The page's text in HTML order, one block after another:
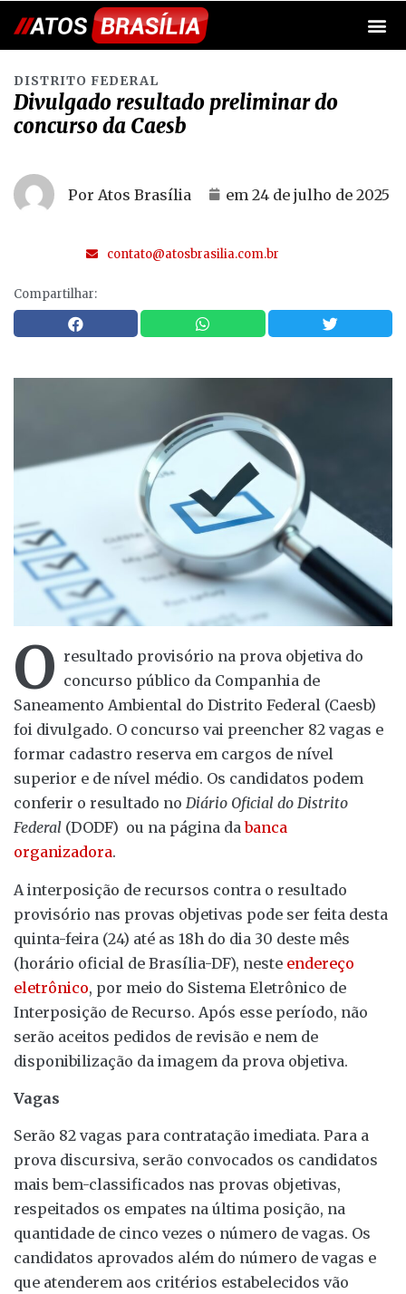
DISTRITO FEDERAL
Divulgado resultado preliminar do
concurso da Caesb
Por Atos Brasília em 24 de julho de 2025
contato@atosbrasilia.com.br
Compartilhar:
O resultado provisório na prova objetiva do
concurso público da Companhia de
Saneamento Ambiental do Distrito Federal (Caesb)
foi divulgado. O concurso vai preencher 82 vagas e
formar cadastro reserva em cargos de nível
superior e de nível médio. Os candidatos podem
conferir o resultado no Diário Oficial do Distrito
Federal (DODF) ou na página dabanca
organizadora.
A interposição de recursos contra o resultado
provisório nas provas objetivas pode ser feita desta
quinta-feira (24) até as 18h do dia 30 deste mês
(horário oficial de Brasília-DF), neste endereço
eletrônico, por meio do Sistema Eletrônico de
Interposição de Recurso. Após esse período, não
serão aceitos pedidos de revisão e nem de
disponibilização da imagem da prova objetiva.
Vagas
Serão 82 vagas para contratação imediata. Para a
prova discursiva, serão convocados os candidatos
mais bem-classificados nas provas objetivas,
respeitados os empates na última posição, na
quantidade de cinco vezes o número de vagas. Os
candidatos aprovados além do número de vagas e
que atenderem aos critérios estabelecidos vão